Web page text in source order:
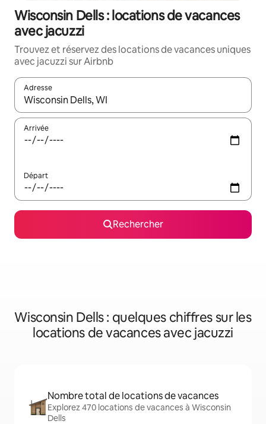
Wisconsin Dells : locations de vacances
avec jacuzzi
Trouvez et réservez des locations de vacances uniques
avec jacuzzi sur Airbnb
Adresse
Lorsque les résultats s'affichent, utilisez les flèches vers le
Arrivée
Départ
Rechercher
Wisconsin Dells : quelques chiffres sur les
locations de vacances avec jacuzzi
Nombre total de locations de vacances
Explorez 470 locations de vacances à Wisconsin
Dells